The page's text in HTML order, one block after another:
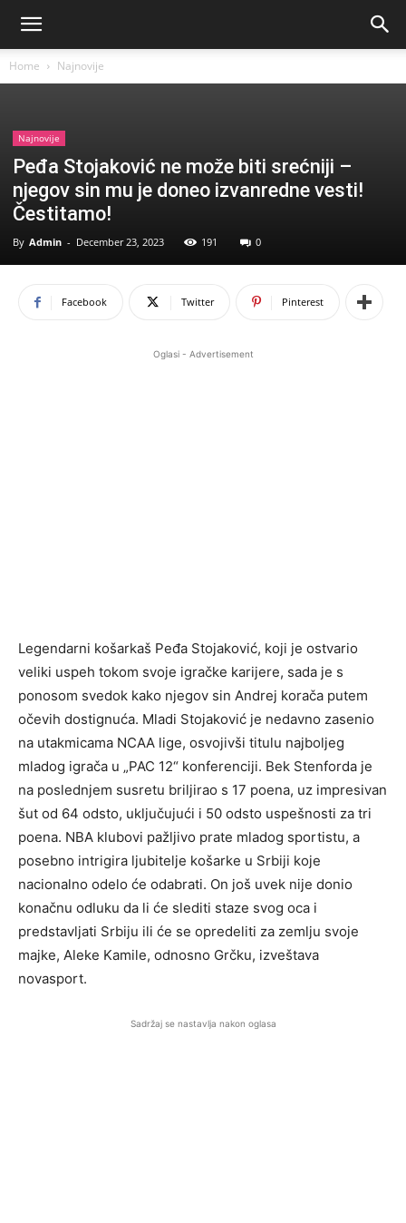
Home Najnovije
Najnovije
Peđa Stojaković ne može biti srećniji –
njegov sin mu je doneo izvanredne vesti!
Čestitamo!
By Admin - December 23, 2023 191 0
Facebook Twitter Pinterest
Oglasi - Advertisement
Legendarni košarkaš Peđa Stojaković, koji je ostvario
veliki uspeh tokom svoje igračke karijere, sada je s
ponosom svedok kako njegov sin Andrej korača putem
očevih dostignuća. Mladi Stojaković je nedavno zasenio
na utakmicama NCAA lige, osvojivši titulu najboljeg
mladog igrača u „PAC 12“ konferenciji. Bek Stenforda je
na poslednjem susretu briljirao s 17 poena, uz impresivan
šut od 64 odsto, uključujući i 50 odsto uspešnosti za tri
poena. NBA klubovi pažljivo prate mladog sportistu, a
posebno intrigira ljubitelje košarke u Srbiji koje
nacionalno odelo će odabrati. On još uvek nije donio
konačnu odluku da li će slediti staze svog oca i
predstavljati Srbiju ili će se opredeliti za zemlju svoje
majke, Aleke Kamile, odnosno Grčku, izveštava
novasport.
Sadržaj se nastavlja nakon oglasa